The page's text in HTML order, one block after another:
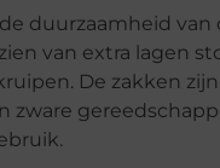
duurzaamheid
van extra lagen
De zakken
zware